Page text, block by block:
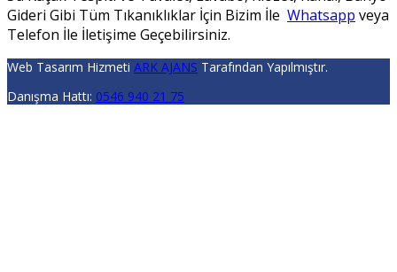
Gideri Gibi Tüm Tıkanıklıklar İçin Bizim İle Whatsapp veya
Telefon İle İletişime Geçebilirsiniz.
Web Tasarım Hizmeti ARK AJANS Tarafından Yapılmıştır.
Danışma Hattı: 0546 940 21 75